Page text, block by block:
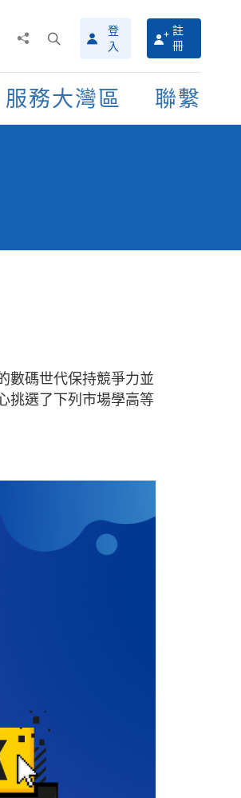
搜
尋
介
面
登
入
註
冊
服務大灣區 聯繫
數碼世代保持競爭力並
挑選了下列市場學高等